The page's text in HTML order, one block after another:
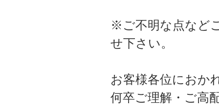
※ご不明な点など
せ下さい。
お客様各位におか
何卒ご理解・ご高